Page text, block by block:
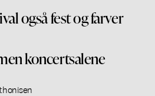
også fest og farver
koncertsalene